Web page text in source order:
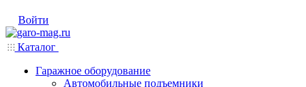
Войти
Каталог
Гаражное оборудование
Автомобильные подъемники